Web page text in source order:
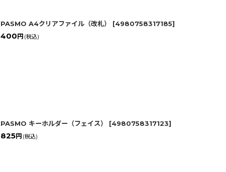
PASMO A4クリアファイル（改札） [4980758317185]
400 円 (税込)
PASMO キーホルダー（フェイス） [4980758317123]
825円 (税込)